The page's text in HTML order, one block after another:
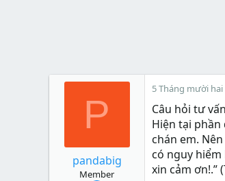
P
pandabig
Member
5 Tháng mười hai
Câu hỏi tư
Hiện tại phần
chán em.
có nguy hiểm
xin cảm ơn!.”